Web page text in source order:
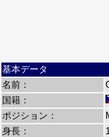
基本データ
名前：
国籍：
ポジション：
身長：